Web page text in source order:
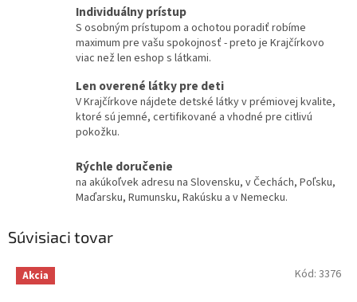
Individuálny prístup
S osobným prístupom a ochotou poradiť robíme
maximum pre vašu spokojnosť - preto je Krajčírkovo
viac než len eshop s látkami.
Len overené látky pre deti
V Krajčírkove nájdete detské látky v prémiovej kvalite,
ktoré sú jemné, certifikované a vhodné pre citlivú
pokožku.
Rýchle doručenie
na akúkoľvek adresu na Slovensku, v Čechách, Poľsku,
Maďarsku, Rumunsku, Rakúsku a v Nemecku.
Súvisiaci tovar
Akcia Kód: 3376